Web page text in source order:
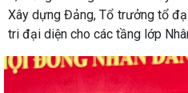
Xây dựng Đảng, Tổ trưởng tổ
tri đại diện cho các tầng lớp